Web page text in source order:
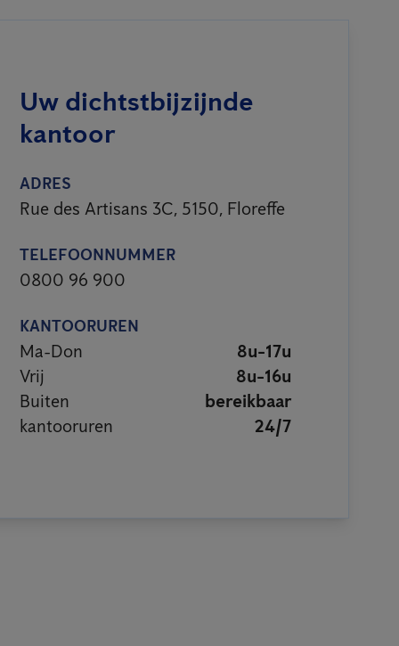
Uw dichtstbijzijnde
kantoor
ADRES
Rue des Artisans 3C, 5150, Floreffe
TELEFOONNUMMER
0800 96 900
KANTOORUREN
Ma-Don
8u-17u
Vrij
8u-16u
Buiten
bereikbaar
kantooruren
24/7